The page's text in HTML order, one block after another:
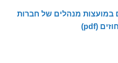
הנשים במועצות מנהלים של חברות